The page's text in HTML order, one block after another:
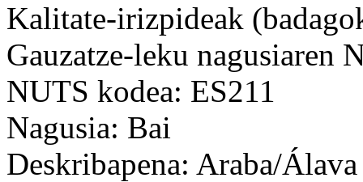
Kalitate-irizpideak
Gauzatze-leku nagusiaren
NUTS kodea: ES211
Nagusia: Bai
Deskribapena: Araba/Álava